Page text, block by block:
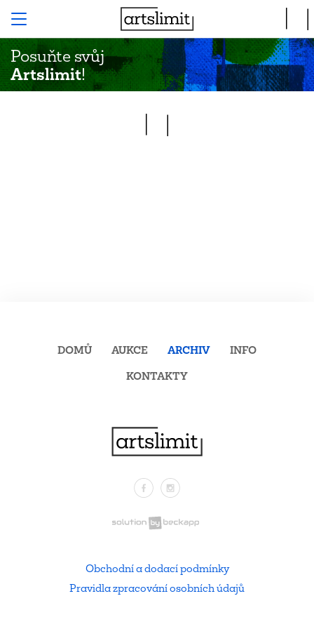
Posuňte svůj
Artslimit!
FacebookInstagram
DOMŮ AUKCE ARCHIV
INFO
KONTAKTY
Obchodní a dodací podmínky
Pravidla zpracování osobních údajů